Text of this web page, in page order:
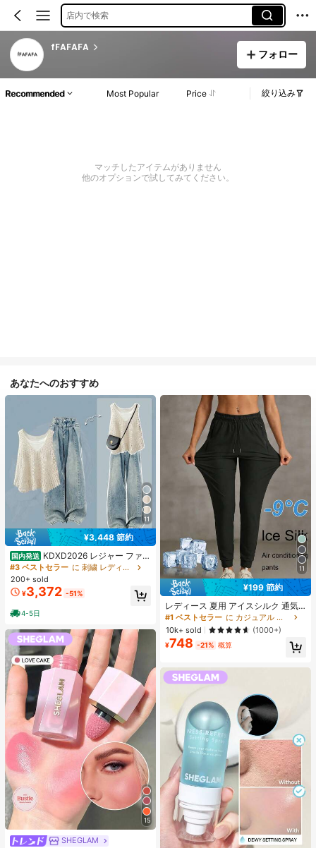
店内で検索
fFAFAFA
フォロー
Recommended Most Popular Price 絞り込み
マッチしたアイテムがありません
他のオプションで試してみてください。
あなたへのおすすめ
11
¥3,448 節約
国内発送 KDXD2026 レジャー ファッ
ション ロングサイズ 夏服 女性 ワイ
ルドスタイル ボア付きトップス ワイ
ルドスタイル ロングスカート 3点セ
ット UVカット 軽量 通気性 袖付き
ヒップカバー効果 通気性抜群 サイズ
豊富
#3 ベストセラー
に 刺繍 レディースコーデ
200+ sold
¥3,372 -51%
4-5日
15
SHEGLAM
11
¥199 節約
レディース 夏用 アイスシルク 通気
性 ランニングパンツ、速乾 軽量 ス
ポーツパンツ ジッパーポケット & ウ
エストバンド付き フィットネス & ジ
ョギング用 ブラック、アスレジャー
#1 ベストセラー
に カジュアル カジュアルパンツ
10k+ sold
(1000+)
¥748 -21% 概算